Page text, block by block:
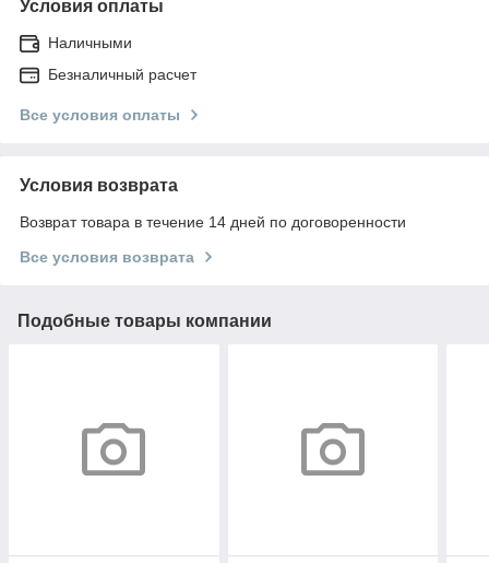
Условия оплаты
Наличными
Безналичный расчет
Все условия оплаты
Условия возврата
Возврат товара в течение 14 дней по договоренности
Все условия возврата
Подобные товары компании